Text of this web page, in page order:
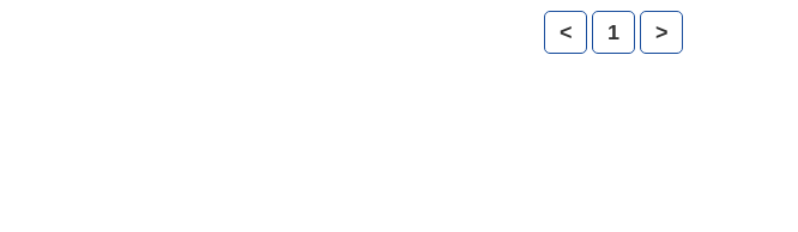
對於自己的感情世界，明道坦承目前沒對象。
< 1 >